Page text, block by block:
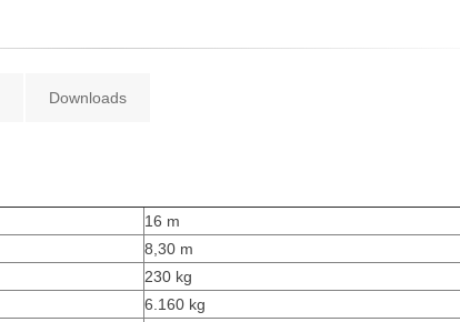
Downloads
16 m
8,30 m
230 kg
6.160 kg